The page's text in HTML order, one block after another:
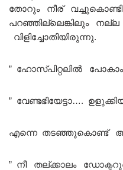
തോറും നീര്
പറഞ്ഞില്ലെങ്കിലും
വിളിച്ചോതിയിരുന്നു.
” ഹോസ്പിറ്റലിൽ
” വേണ്ടഭിയേട്ടാ….
എന്നെ തടഞ്ഞുകൊണ്ട്
” നീ തല്ക്കാലം